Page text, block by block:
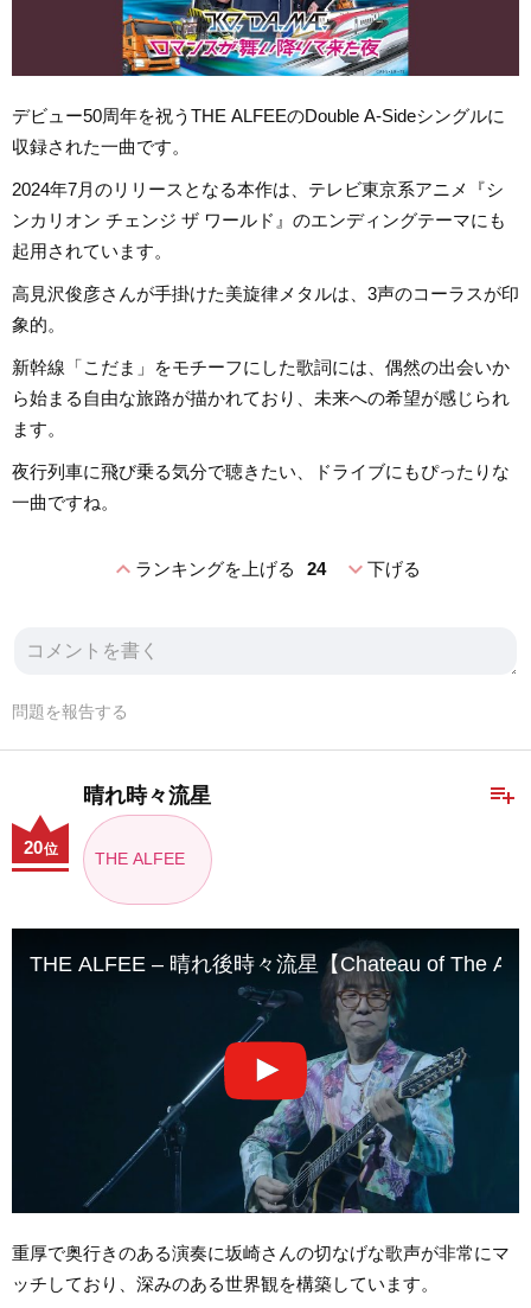
デビュー50周年を祝うTHE ALFEEのDouble A-Sideシングルに
収録された一曲です。
2024年7月のリリースとなる本作は、テレビ東京系アニメ『シ
ンカリオン チェンジ ザ ワールド』のエンディングテーマにも
起用されています。
高見沢俊彦さんが手掛けた美旋律メタルは、3声のコーラスが印
象的。
新幹線「こだま」をモチーフにした歌詞には、偶然の出会いか
ら始まる自由な旅路が描かれており、未来への希望が感じられ
ます。
夜行列車に飛び乗る気分で聴きたい、ドライブにもぴったりな
一曲ですね。
expand_lessランキングを上げる 24 expand_more下げる
問題を報告する
playlist_add
晴れ時々流星
THE ALFEE
20位
THE ALFEE – 晴れ後時々流星【Chateau of The
重厚で奥行きのある演奏に坂崎さんの切なげな歌声が非常にマ
ッチしており、深みのある世界観を構築しています。